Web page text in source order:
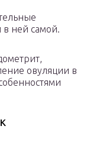
в ней самой.
овуляции в